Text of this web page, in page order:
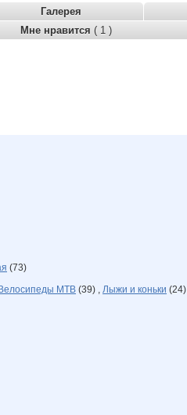
Галерея
Мне нравится ( 1 )
(73)
Велосипеды MTB (39) , Лыжи и коньки (24)